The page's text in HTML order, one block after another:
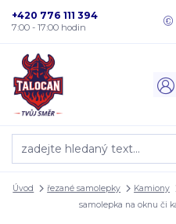
+420 776 111 394
7:00 - 17:00 hodin
Úvod řezané samolepky Kamiony
samolepka na oknu či